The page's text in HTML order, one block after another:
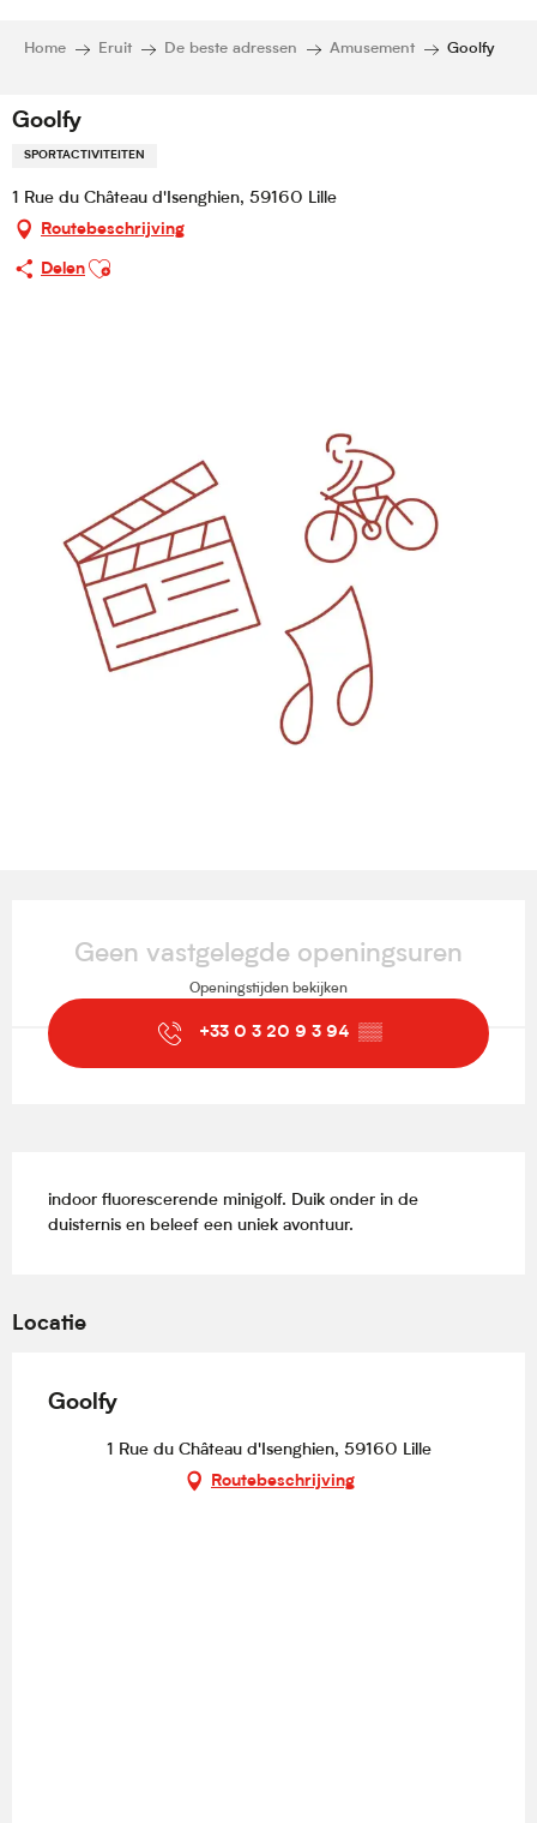
Home Eruit De beste adressen Amusement Goolfy
Goolfy
SPORTACTIVITEITEN
1 Rue du Château d'Isenghien, 59160 Lille
Routebeschrijving
Delen
Ajouter aux favoris
Geen vastgelegde openingsuren
Openingstijden bekijken
+33 0 3 20 9 3 94 ▒▒
indoor fluorescerende minigolf. Duik onder in de
duisternis en beleef een uniek avontuur.
Locatie
Goolfy
1 Rue du Château d'Isenghien, 59160 Lille
Routebeschrijving